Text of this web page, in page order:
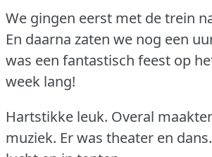
We gingen eerst met de trein
En daarna zaten we nog een
was een fantastisch feest op
week lang!
Hartstikke leuk. Overal
muziek. Er was theater en dans.